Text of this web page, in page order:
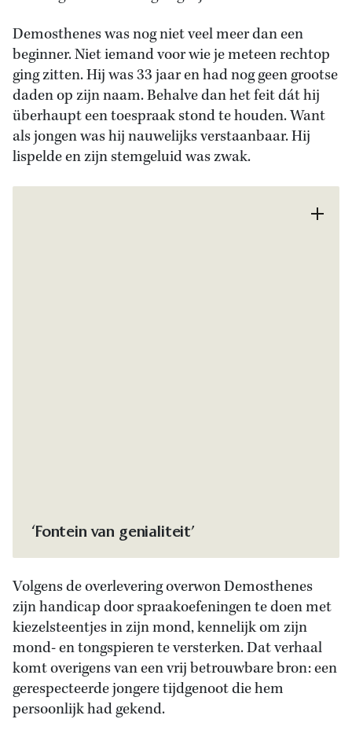
Demosthenes was nog niet veel meer dan een
beginner. Niet iemand voor wie je meteen rechtop
ging zitten. Hij was 33 jaar en had nog geen grootse
daden op zijn naam. Behalve dan het feit dát hij
überhaupt een toespraak stond te houden. Want
als jongen was hij nauwelijks verstaanbaar. Hij
lispelde en zijn stemgeluid was zwak.
‘Fontein van genialiteit’
Volgens de overlevering overwon Demosthenes
zijn handicap door spraakoefeningen te doen met
kiezelsteentjes in zijn mond, kennelijk om zijn
mond- en tongspieren te versterken. Dat verhaal
komt overigens van een vrij betrouwbare bron: een
gerespecteerde jongere tijdgenoot die hem
persoonlijk had gekend.